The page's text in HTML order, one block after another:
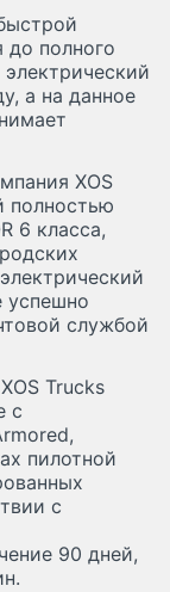
до полного
а на данное
XOS
полностью
6 класса,
успешно
службой
Trucks
с
пилотной
с
90 дней,